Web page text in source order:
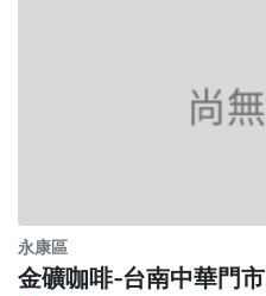
永康區
金礦咖啡-台南中華門市